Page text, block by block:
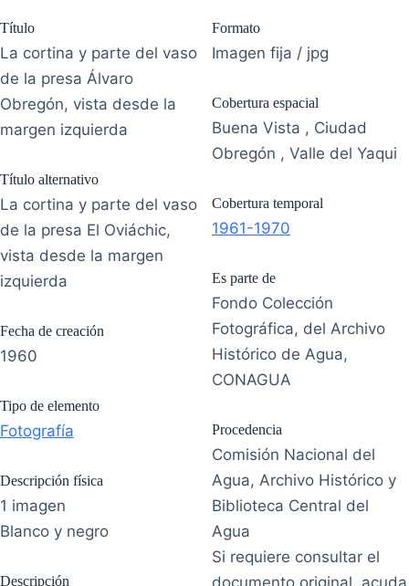
Título
La cortina y parte del vaso
de la presa Álvaro
Obregón, vista desde la
margen izquierda
Título alternativo
La cortina y parte del vaso
de la presa El Oviáchic,
vista desde la margen
izquierda
Fecha de creación
1960
Tipo de elemento
Fotografía
Descripción física
1 imagen
Blanco y negro
Descripción
Formato
Imagen fija / jpg
Cobertura espacial
Buena Vista , Ciudad
Obregón , Valle del Yaqui
Cobertura temporal
1961-1970
Es parte de
Fondo Colección
Fotográfica, del Archivo
Histórico de Agua,
CONAGUA
Procedencia
Comisión Nacional del
Agua, Archivo Histórico y
Biblioteca Central del
Agua
Si requiere consultar el